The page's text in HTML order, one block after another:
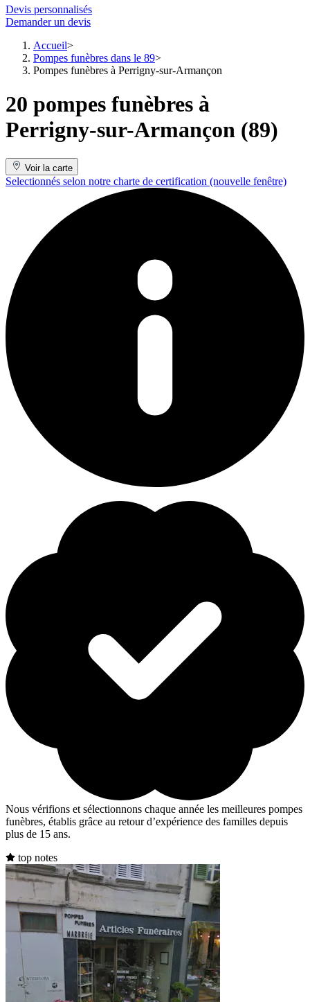
Devis personnalisés
Demander un devis
Accueil
Pompes funèbres dans le 89
Pompes funèbres à Perrigny-sur-Armançon
20 pompes funèbres à
Perrigny-sur-Armançon (89)
Voir la carte
Selectionnés selon notre charte de certification (nouvelle fenêtre)
Nous vérifions et sélectionnons chaque année les meilleures pompes
funèbres, établis grâce au retour d’expérience des familles depuis
plus de 15 ans.
top notes